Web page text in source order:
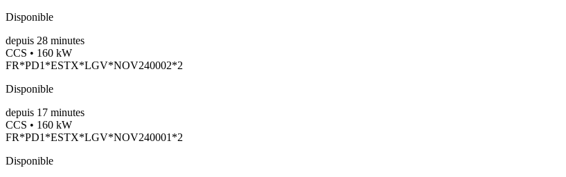
Disponible
depuis 28 minutes
CCS • 160 kW
FR*PD1*ESTX*LGV*NOV240002*2
Disponible
depuis 17 minutes
CCS • 160 kW
FR*PD1*ESTX*LGV*NOV240001*2
Disponible